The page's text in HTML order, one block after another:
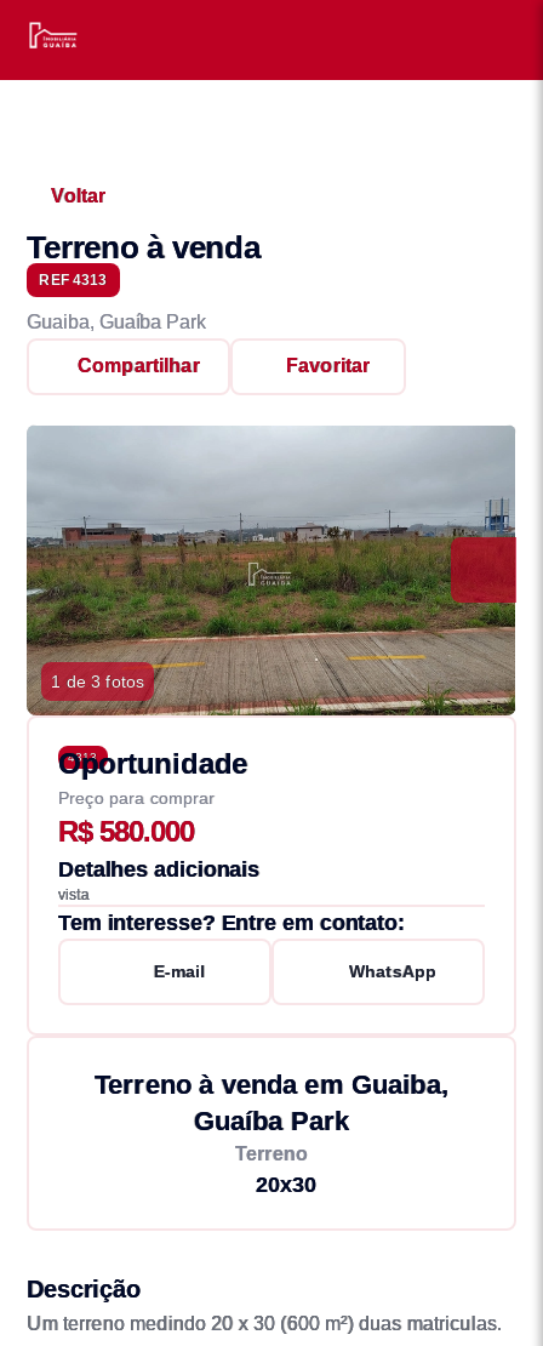
Voltar
Terreno à venda
REF 4313
Guaiba, Guaíba Park
Compartilhar Favoritar
1 de 3 fotos
4313
Oportunidade
Preço para comprar
R$ 580.000
Detalhes adicionais
vista
Tem interesse? Entre em contato:
E-mail WhatsApp
Terreno à venda em Guaiba,
Guaíba Park
Terreno
20x30
Descrição
Um terreno medindo 20 x 30 (600 m²) duas matriculas.